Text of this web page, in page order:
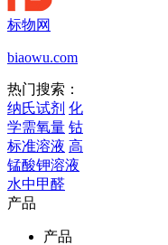
标物网
biaowu.com
热门搜索：
纳氏试剂 化
学需氧量 钴
标准溶液 高
锰酸钾溶液
水中甲醛
产品
产品